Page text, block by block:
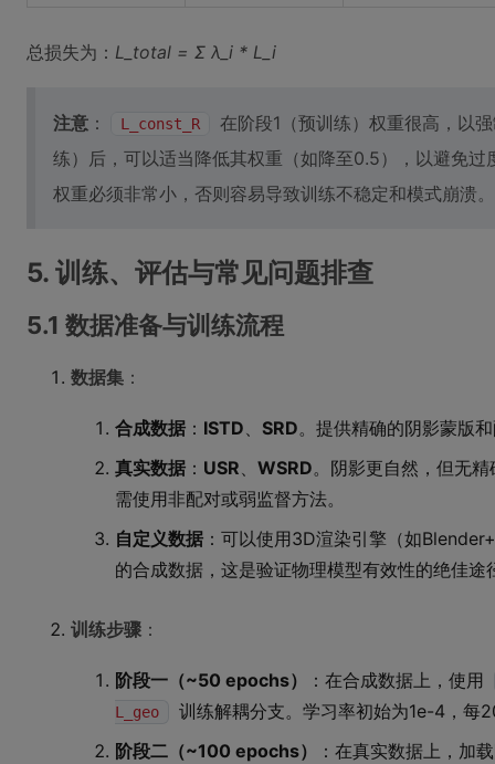
总损失为： L_total = Σ λ_i * L_i
注意 ： L_const_R
在阶段1（预训练）权重很高，以
练）后，可以适当降低其权重（如降至0.5），以避免过
权重必须非常小，否则容易导致训练不稳定和模式崩溃。
5. 训练、评估与常见问题排查
5.1 数据准备与训练流程
数据集 ：
合成数据 ： ISTD、 SRD。提供精确的阴影蒙版
真实数据 ： USR、 WSRD。阴影更自然，但无
需使用非配对或弱监督方法。
自定义数据 ：可以使用3D渲染引擎（如
的合成数据，这是验证物理模型有效性的绝佳途
训练步骤 ：
阶段一（~50 epochs） ：在合成数据上，使用
L_geo
训练解耦分支。学习率初始为1e-4，每
阶段二（~100 epochs）
：在真实数据上，加